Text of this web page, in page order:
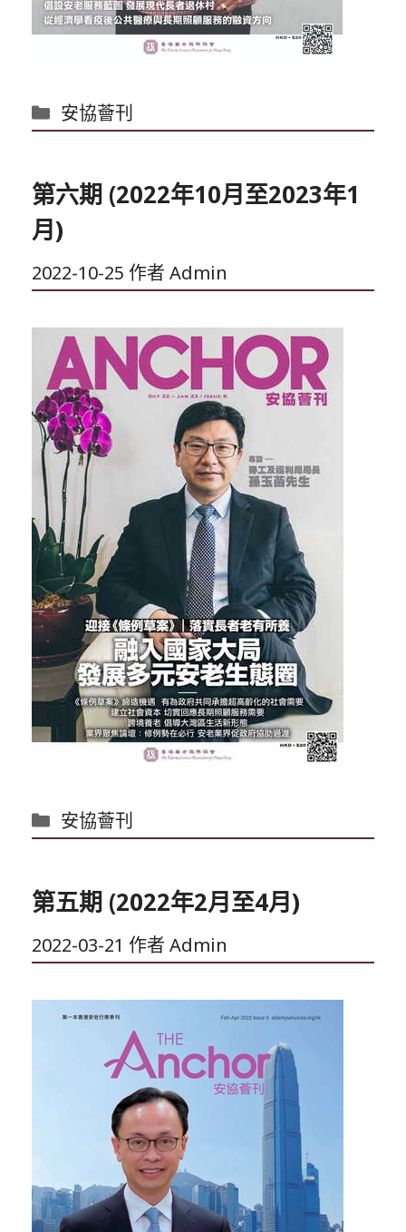
分
類
安協薈刊
第六期 (2022年10月至2023年1
月)
2022-10-25 作者 Admin
分
類
安協薈刊
第五期 (2022年2月至4月)
2022-03-21 作者 Admin